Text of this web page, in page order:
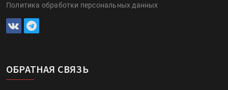
Политика обработки персональных данных
ОБРАТНАЯ СВЯЗЬ